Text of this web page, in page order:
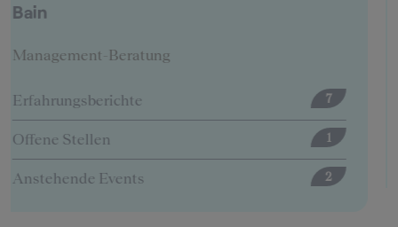
BearingPoint
Management-Beratung
Erfahrungsberichte 12
Offene Stellen 5